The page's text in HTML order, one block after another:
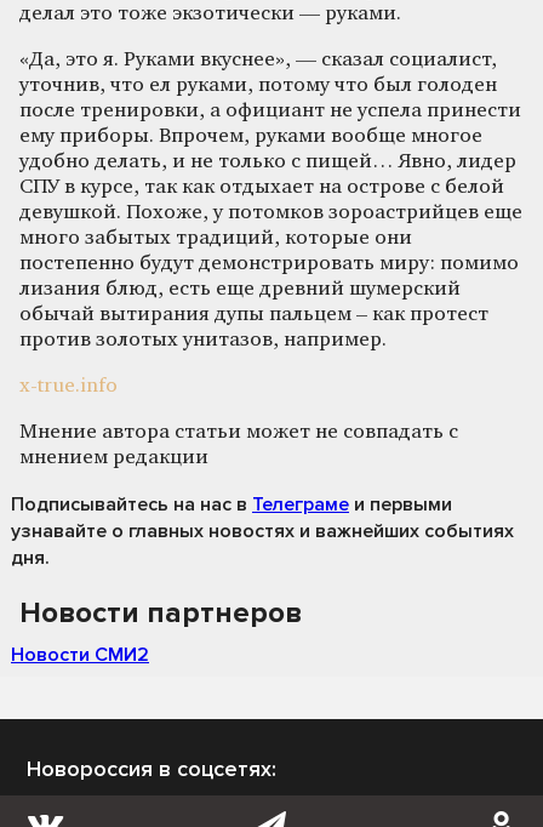
делал это тоже экзотически — руками.
«Да, это я. Руками вкуснее», — сказал социалист,
уточнив, что ел руками, потому что был голоден
после тренировки, а официант не успела принести
ему приборы. Впрочем, руками вообще многое
удобно делать, и не только с пищей… Явно, лидер
СПУ в курсе, так как отдыхает на острове с белой
девушкой. Похоже, у потомков зороастрийцев еще
много забытых традиций, которые они
постепенно будут демонстрировать миру: помимо
лизания блюд, есть еще древний шумерский
обычай вытирания дупы пальцем – как протест
против золотых унитазов, например.
x-true.info
Мнение автора статьи может не совпадать с
мнением редакции
Подписывайтесь на нас в Телеграме и первыми
узнавайте о главных новостях и важнейших событиях
дня.
Новости партнеров
Новости СМИ2
Новороссия в соцсетях: